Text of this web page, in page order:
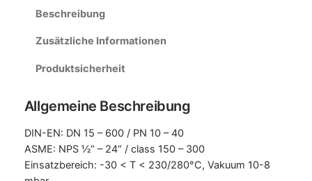
n
a
h
n
Beschreibung
Zusätzliche Informationen
Produktsicherheit
Allgemeine Beschreibung
DIN-EN: DN 15 – 600 / PN 10 – 40
ASME: NPS ½“ – 24“ / class 150 – 300
Einsatzbereich: -30 < T < 230/280°C, Vakuum 10-8